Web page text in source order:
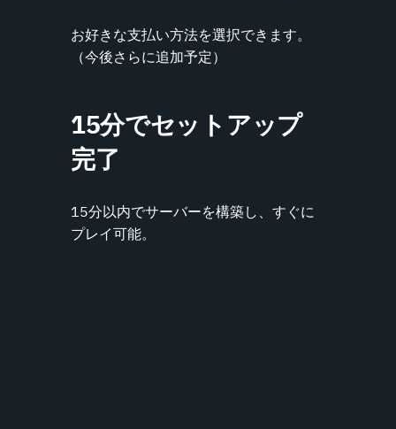
お好きな支払い方法を選択できます。
（今後さらに追加予定）
15分でセットアップ
完了
15分以内でサーバーを構築し、すぐに
プレイ可能。